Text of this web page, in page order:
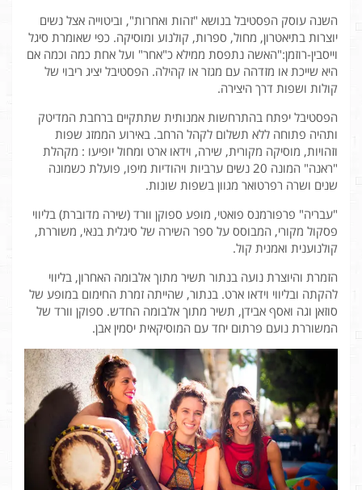
השנה עוסק הפסטיבל בנושא "זהות ואחרות", וביטוייה אצל נשים
יוצרות בתיאטרון, מחול, ספרות, קולנוע ומוסיקה. כפי שאומרת סיגל
וייסבין-רוזמן:"האשה נתפסת ממילא כ"אחר" ועל אחת כמה וכמה אם
היא שייכת או מזדהה עם מגזר או קהילה. הפסטיבל יציג ריבוי של
קולות ושפות דרך היצירה.
הפסטיבל יפתח בהתרחשות אמנותית שתתקיים ברחבת המדיטק
ותהיה פתוחה ללא תשלום לקהל הרחב. באירוע הממזג שפות
וזהויות, מוסיקה מקורית, שירה, וידאו ארט ומחול יופיעו : מקהלת
"ראנה" המונה 20 נשים ערביות ויהודיות מיפו, פועלת כשמונה
שנים ושרה רפרטואר מגוון בשפות שונות.
"עבריה" פרפורמנס פואטי, מופע ספוקן וורד (שירה מדוברת) בליווי
פסקול מקורי, המבוסס על ספר השירה של סיגלית בנאי, משוררת,
קולנוענית ואמנית קול.
הזמרת והיוצרת נועה בנתור תשיר מתוך אלבומה האחרון, בליווי
להקתה ובליווי וידאו ארט. בנתור, שהייתה זמרת החימום במופע של
סוזאן וגה ואסף אבידן, תשיר מתוך אלבומה החדש. ספוקן וורד של
המשוררת נועם פרתום יחד עם המוסיקאית יסמין אבן.